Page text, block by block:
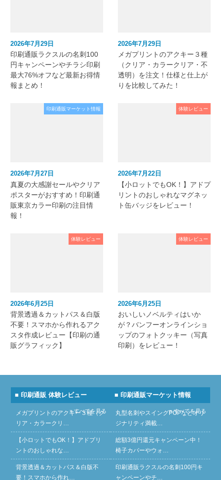
2026年7月29日
印刷通販ラクスルの名刺100
円キャンペーンやチラシ印刷
最大76%オフなど最新お得情
報まとめ！
2026年7月29日
メガプリントのアクキー３種
（クリア・カラークリア・不
透明）を注文！仕様と仕上が
りを比較してみた！
印刷通販マーケット情報
2026年7月27日
真夏の大感謝セールやクリア
ポスターがおすすめ！印刷通
販東京カラー印刷の注目情
報！
体験レビュー
2026年7月22日
【小ロットでもOK！】アドプ
リントのおしゃれなマグネッ
ト缶バッジをレビュー！
体験レビュー
2026年6月25日
背景透過＆カットパス＆白版
不要！スマホから作れるアク
スタ作成レビュー【印刷の通
販グラフィック】
体験レビュー
2026年6月25日
おいしいノベルティはいか
が？バンフーオンラインショ
ップのフォトクッキー（写真
印刷）をレビュー！
■ 印刷通販 体験レビュー
» すべてを見る
メガプリントのアクキー３種（ク
リア・カラークリ…
【小ロットでもOK！】アドプリ
ントのおしゃれな…
背景透過＆カットパス＆白版不
要！スマホから作れ…
■ 印刷通販マーケット情報
» すべてを見る
丸型名刺やスイングPOPなどオリ
ジナリティ満載…
総額3億円還元キャンペーン中！
椅子カバーやウォ…
印刷通販ラクスルの名刺100円キ
ャンペーンやチ…